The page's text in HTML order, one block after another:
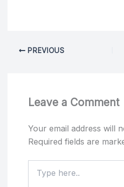
PREVIOUS
Leave a Comment
Your email address will
Required fields are
here..